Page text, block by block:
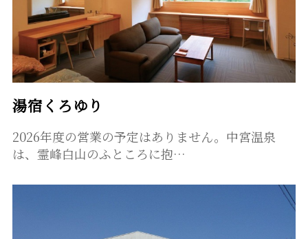
湯宿くろゆり
2026年度の営業の予定はありません。中宮温泉
は、霊峰白山のふところに抱…